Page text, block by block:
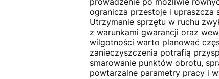
ogranicza przestoje i upraszcza
Utrzymanie sprzętu w ruchu
z warunkami gwarancji oraz
wilgotności warto planować
zanieczyszczenia potrafią
smarowanie punktów obrotu,
powtarzalne parametry pracy i